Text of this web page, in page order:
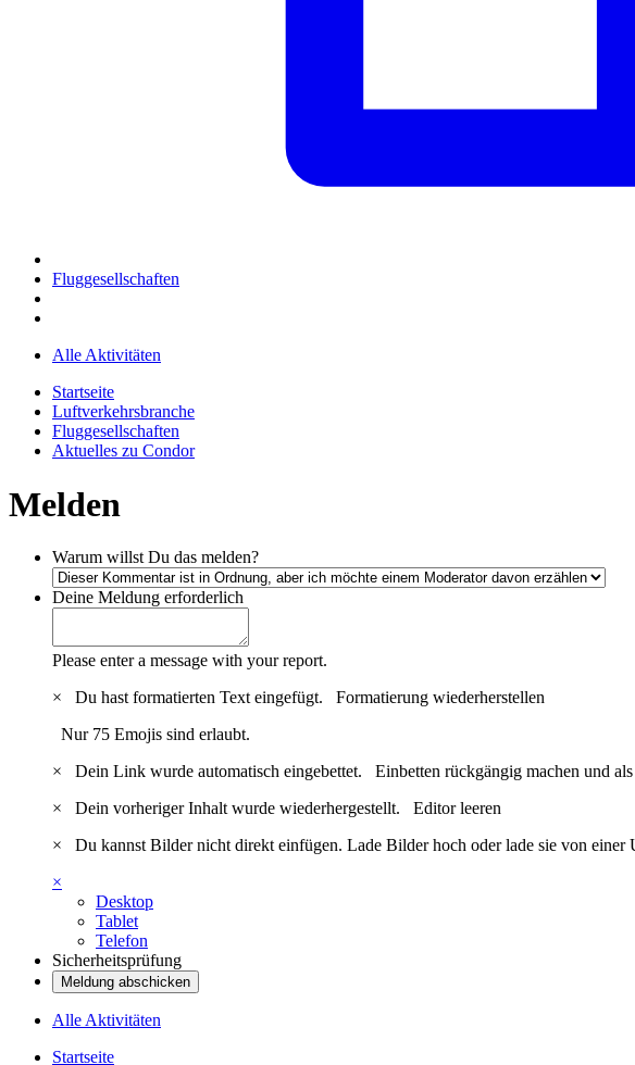
Fluggesellschaften
Alle Aktivitäten
Startseite
Luftverkehrsbranche
Fluggesellschaften
Aktuelles zu Condor
Melden
Warum willst Du das melden?
Deine Meldung erforderlich
Please enter a message with your report.
×
Du hast formatierten Text eingefügt. Formatierung wiederherstellen
Nur 75 Emojis sind erlaubt.
×
Dein Link wurde automatisch eingebettet. Einbetten rückgängig machen und
×
Dein vorheriger Inhalt wurde wiederhergestellt. Editor leeren
×
Du kannst Bilder nicht direkt einfügen. Lade Bilder hoch oder lade sie von einer
×
Desktop
Tablet
Telefon
Sicherheitsprüfung
Meldung abschicken
Alle Aktivitäten
Startseite